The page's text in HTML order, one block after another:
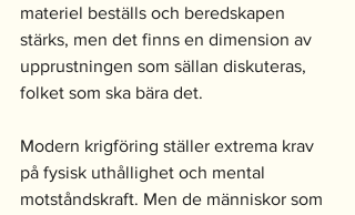
materiel beställs och beredskapen
stärks, men det finns en dimension av
upprustningen som sällan diskuteras,
folket som ska bära det.
Modern krigföring ställer extrema krav
på fysisk uthållighet och mental
motståndskraft. Men de människor som